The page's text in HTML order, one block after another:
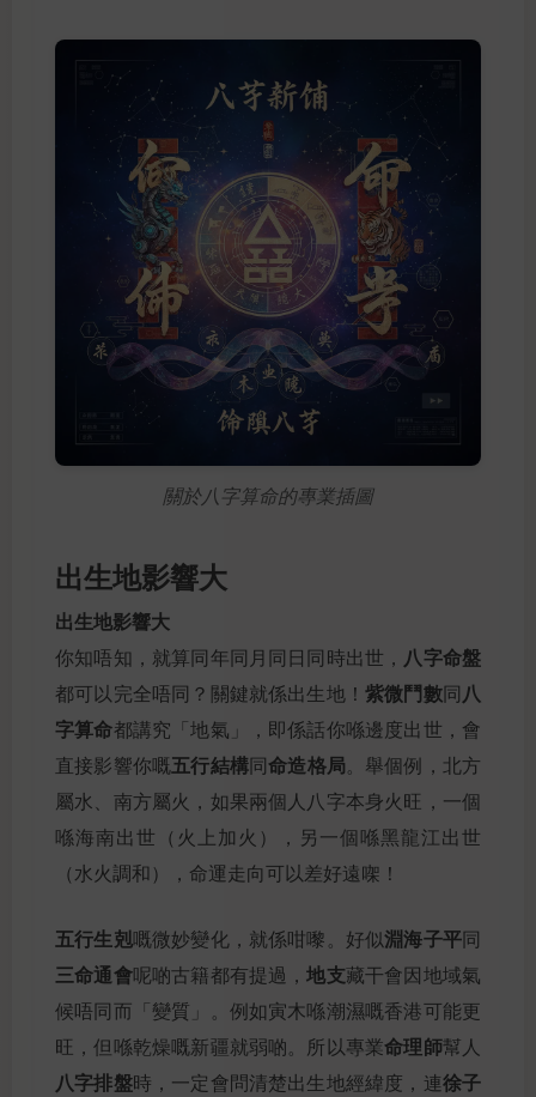
關於八字算命的專業插圖
出生地影響大
出生地影響大
你知唔知，就算同年同月同日同時出世， 八字命盤
都可以完全唔同？關鍵就係出生地！紫微鬥數同八
字算命都講究「地氣」，即係話你喺邊度出世，會
直接影響你嘅五行結構同命造格局。舉個例，北方
屬水、南方屬火，如果兩個人八字本身火旺，一個
喺海南出世（火上加火），另一個喺黑龍江出世
（水火調和），命運走向可以差好遠㗎！
五行生剋嘅微妙變化，就係咁嚟。好似淵海子平同
三命通會呢啲古籍都有提過，地支藏干會因地域氣
候唔同而「變質」。例如寅木喺潮濕嘅香港可能更
旺，但喺乾燥嘅新疆就弱啲。所以專業命理師幫人
八字排盤時，一定會問清楚出生地經緯度，連徐子